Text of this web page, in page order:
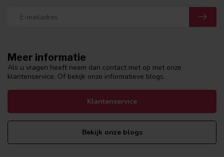
Meer informatie
Als u vragen heeft neem dan contact met op met onze
klantenservice. Of bekijk onze informatieve blogs.
Klantenservice
Bekijk onze blogs